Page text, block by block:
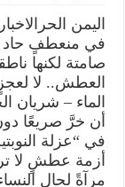
اليمن
في منعطفٍ حاد
صامتة لكنها
العطش.. لا
الماء – شريان
أن خرَّ صريعًا
في “عزلة
أزمة عطشٍ لا
مرآةً لحال